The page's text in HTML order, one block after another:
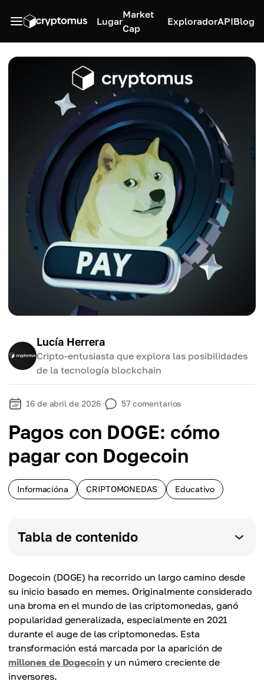
Lugar
Market
Cap
ExploradorAPIBlog
Lucía Herrera
Cripto-entusiasta que explora las posibilidades
de la tecnología blockchain
16 de abril de 2026 57 comentarios
Pagos con DOGE: cómo
pagar con Dogecoin
Informacióna CRIPTOMONEDAS Educativo
Tabla de contenido
Dogecoin (DOGE) ha recorrido un largo camino desde
su inicio basado en memes. Originalmente considerado
una broma en el mundo de las criptomonedas, ganó
popularidad generalizada, especialmente en 2021
durante el auge de las criptomonedas. Esta
transformación está marcada por la aparición de
millones de Dogecoin y un número creciente de
inversores.